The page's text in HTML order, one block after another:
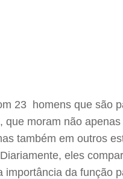
23 homens que são
que moram não apenas
também em outros
eles
importância da função